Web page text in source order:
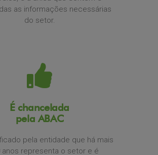
as informações necessárias
do setor.
É chancelada
pela ABAC
pela entidade que há mais
anos representa o setor e é